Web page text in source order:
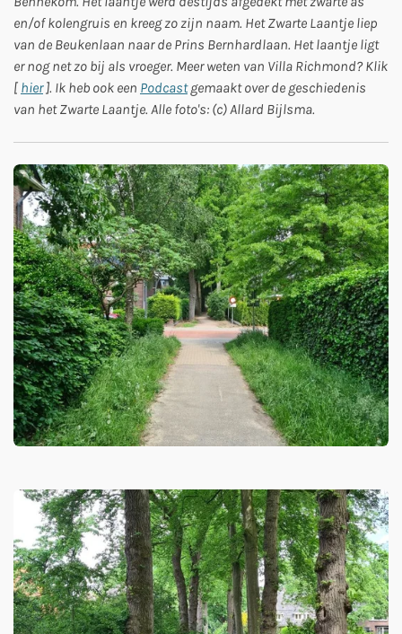
en/of kolengruis en kreeg zo zijn naam. Het Zwarte Laantje liep
van de Beukenlaan naar de Prins Bernhardlaan. Het laantje ligt
er nog net zo bij als vroeger. Meer weten van Villa Richmond? Klik
[ hier]. Ik heb ook een Podcastgemaakt over de geschiedenis
van het Zwarte Laantje. Alle foto's: (c) Allard Bijlsma.